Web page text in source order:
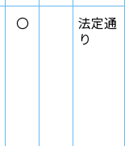
〇
法定通
り